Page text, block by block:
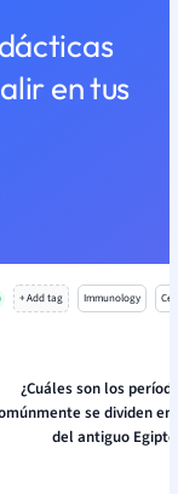
en tus
+ Add tag Immunology
¿Cuáles son los
se dividen
del antiguo